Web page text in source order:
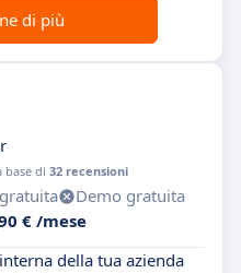
di più
base di 32 recensioni
Demo gratuita
€ /mese
della tua azienda